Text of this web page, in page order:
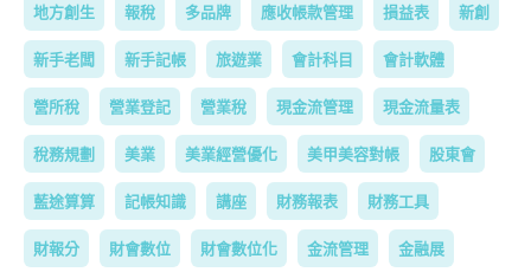
地方創生 報稅 多品牌 應收帳款管理 損益表 新創
新手老闆 新手記帳 旅遊業 會計科目 會計軟體
營所稅 營業登記 營業稅 現金流管理 現金流量表
稅務規劃 美業 美業經營優化 美甲美容對帳 股東會
藍途算算 記帳知識 講座 財務報表 財務工具
財報分 財會數位 財會數位化 金流管理 金融展